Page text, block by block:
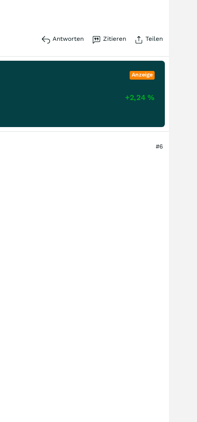
Antworten Zitieren Teilen
Anzeige
+2,24%
#6